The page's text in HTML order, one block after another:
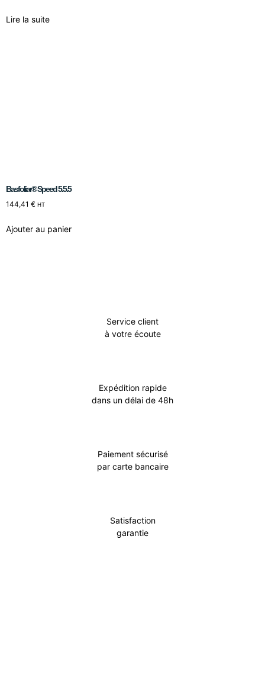
Service client
à votre écoute
Expédition rapide
dans un délai de 48h
Paiement sécurisé
par carte bancaire
Satisfaction
garantie
Lire la suite
Basfoliar® Speed 5.5.5
144,41 € HT
Ajouter au panier